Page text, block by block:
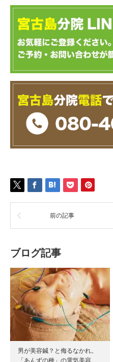
前の記事
ブログ記事
男が美容鍼？と侮るなかれ。
「あんずの種」の電気美容…